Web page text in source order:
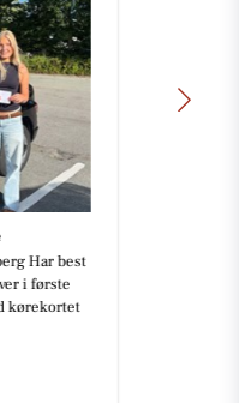
Har best
i første
kørekortet